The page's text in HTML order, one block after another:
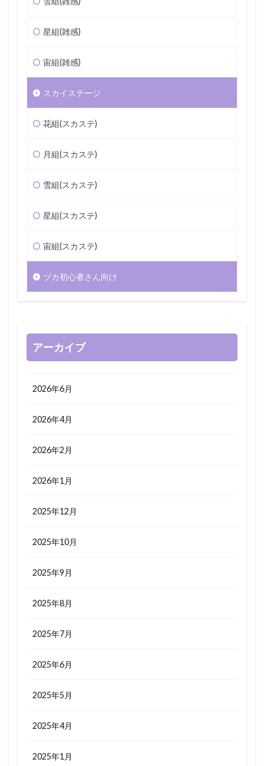
星組(雑感)
宙組(雑感)
スカイステージ
花組(スカステ)
月組(スカステ)
雪組(スカステ)
星組(スカステ)
宙組(スカステ)
ヅカ初心者さん向け
アーカイブ
2026年6月
2026年4月
2026年2月
2026年1月
2025年12月
2025年10月
2025年9月
2025年8月
2025年7月
2025年6月
2025年5月
2025年4月
2025年1月